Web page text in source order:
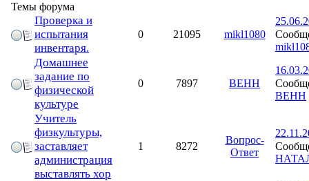
Темы форума
Проверка и
испытания
инвентаря.
0 21095 mikl1080
Домашнее
задание по
физической
культуре
0 7897 ВЕНН
ВЕНН
Учитель
физкультуры,
заставляет
администрация
выставлять хор
1 8272
Вопрос-
Ответ